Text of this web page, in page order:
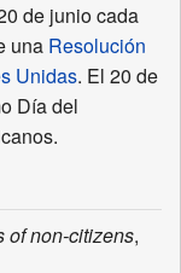
de junio cada
una Resolución
Unidas. El 20 de
Día del
of non-citizens,